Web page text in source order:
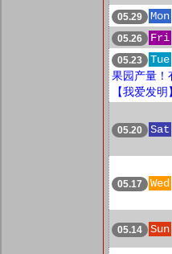
05.29 Mon
05.26 Fri
05.23 Tue
果园产量！
【我爱发明】
05.20 Sat
05.17 Wed
05.14 Sun